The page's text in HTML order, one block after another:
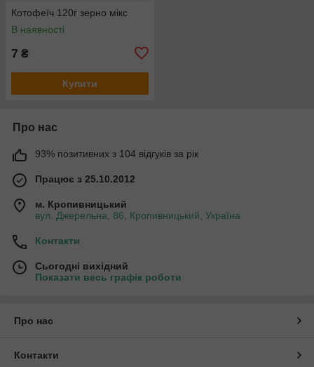
Котофеїч 120г зерно мікс
В наявності
7 ₴
Купити
Про нас
93% позитивних з 104 відгуків за рік
Працює з 25.10.2012
м. Кропивницький
вул. Джерельна, 86, Кропивницький, Україна
Контакти
Сьогодні вихідний
Показати весь графік роботи
Про нас
Контакти